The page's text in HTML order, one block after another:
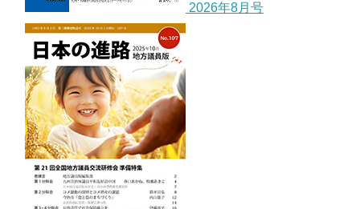
2026年8月号